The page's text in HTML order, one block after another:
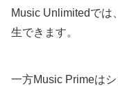
Music Unlimitedでは
生できます。
一方Music Primeは